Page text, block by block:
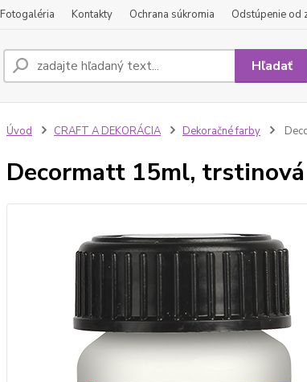
Fotogaléria Kontakty Ochrana súkromia Odstúpenie od
Hľadať
Úvod CRAFT A DEKORÁCIA Dekoračné farby
Decormatt 15ml, trstinová